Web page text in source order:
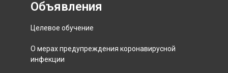
Объявления
Целевое обучение
О мерах предупреждения коронавирусной
инфекции